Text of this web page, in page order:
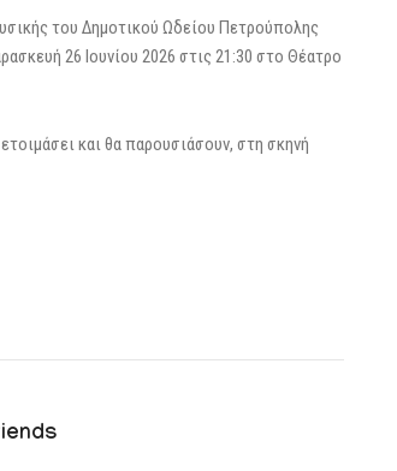
του Δημοτικού Ωδείου Πετρούπολης
26 Ιουνίου 2026 στις 21:30 στο Θέατρο
και θα παρουσιάσουν, στη σκηνή